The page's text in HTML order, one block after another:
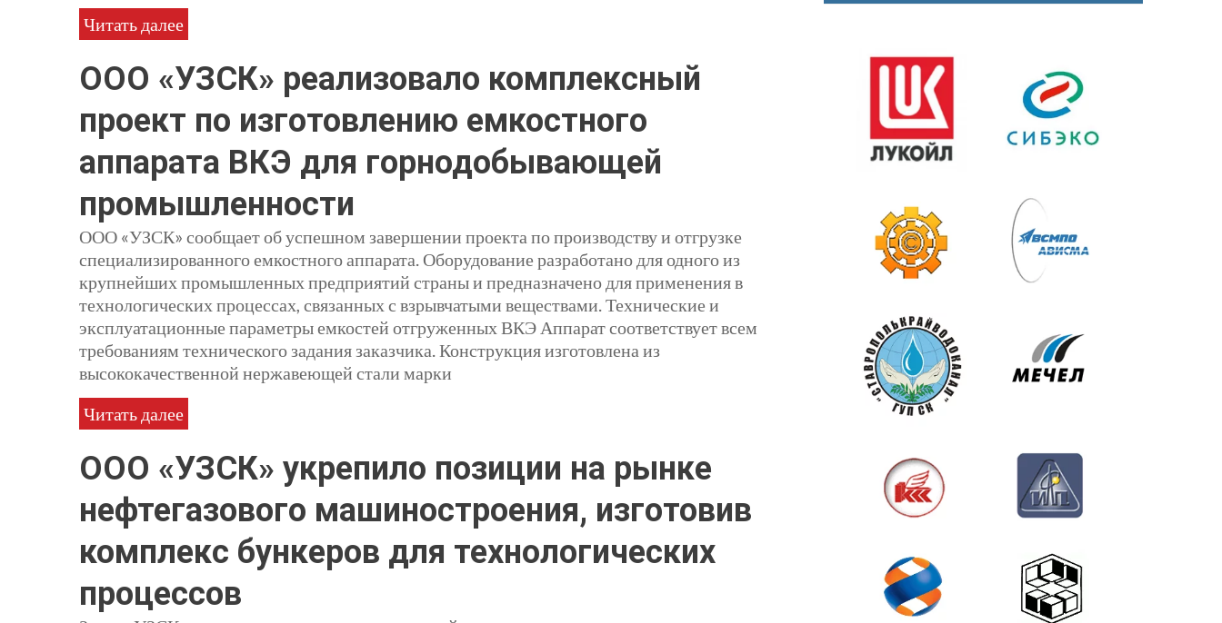
Читать далее
ООО «УЗСК» реализовало комплексный
проект по изготовлению емкостного
аппарата ВКЭ для горнодобывающей
промышленности
ООО «УЗСК» сообщает об успешном завершении проекта по производству и отгрузке
специализированного емкостного аппарата. Оборудование разработано для одного из
крупнейших промышленных предприятий страны и предназначено для применения в
технологических процессах, связанных с взрывчатыми веществами. Технические и
эксплуатационные параметры емкостей отгруженных ВКЭ Аппарат соответствует всем
требованиям технического задания заказчика. Конструкция изготовлена из
высококачественной нержавеющей стали марки
Читать далее
ООО «УЗСК» укрепило позиции на рынке
нефтегазового машиностроения, изготовив
комплекс бункеров для технологических
процессов